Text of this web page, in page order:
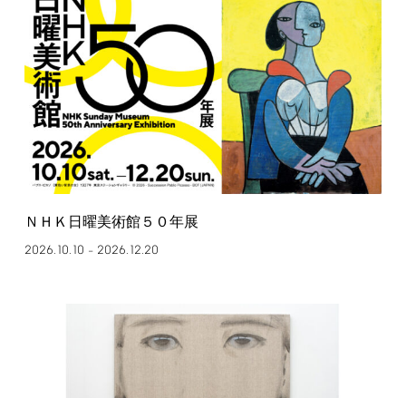
ＮＨＫ日曜美術館５０年展
2026.10.10 – 2026.12.20